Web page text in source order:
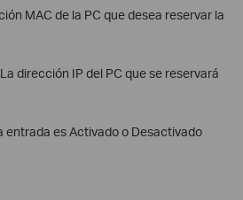
MAC de la PC que desea reservar la
dirección IP del PC que se reservará
entrada es Activado o Desactivado